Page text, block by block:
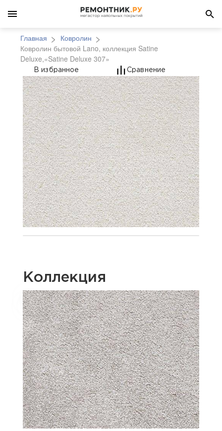
Главная
Ковролин
Ковролин бытовой Lano, коллекция Satine
Deluxe,«Satine Deluxe 307»
Ковролин бытовой
В избранное Сравнение
Коллекция